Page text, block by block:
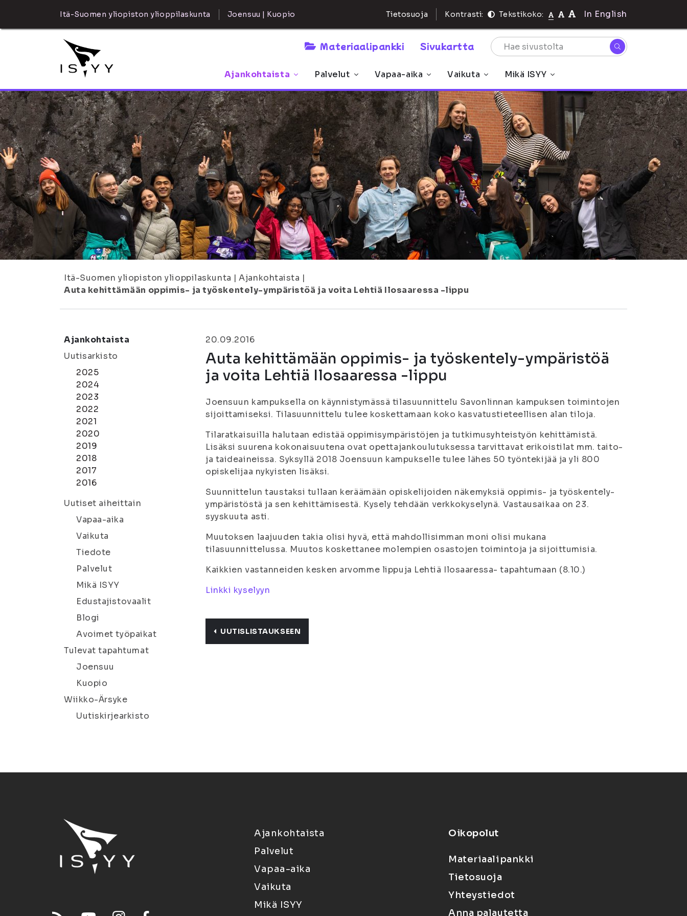
Itä-Suomen yliopiston ylioppilaskunta Joensuu | Kuopio Tietosuoja Kontrasti: Tekstikoko: In English
Materiaalipankki Sivukartta
Ajankohtaista Palvelut Vapaa-aika Vaikuta Mikä ISYY
Itä-Suomen yliopiston ylioppilaskunta | Ajankohtaista |
Auta kehittämään oppimis- ja työskentely-ympäristöä ja voita Lehtiä Ilosaaressa -lippu
Ajankohtaista
Uutisarkisto
2025
2024
2023
2022
2021
2020
2019
2018
2017
2016
Uutiset aiheittain
Vapaa-aika
Vaikuta
Tiedote
Palvelut
Mikä ISYY
Edustajistovaalit
Blogi
Avoimet työpaikat
Tulevat tapahtumat
Joensuu
Kuopio
Wiikko-Ärsyke
Uutiskirjearkisto
20.09.2016
Auta kehittämään oppimis- ja työskentely-ympäristöä
ja voita Lehtiä Ilosaaressa -lippu
Joensuun kampuksella on käynnistymässä tilasuunnittelu Savonlinnan kampuksen toimintojen
sijoittamiseksi. Tilasuunnittelu tulee koskettamaan koko kasvatustieteellisen alan tiloja.
Tilaratkaisuilla halutaan edistää oppimisympäristöjen ja tutkimusyhteistyön kehittämistä.
Lisäksi suurena kokonaisuutena ovat opettajankoulutuksessa tarvittavat erikoistilat mm. taito-
ja taideaineissa. Syksyllä 2018 Joensuun kampukselle tulee lähes 50 työntekijää ja yli 800
opiskelijaa nykyisten lisäksi.
Suunnittelun taustaksi tullaan keräämään opiskelijoiden näkemyksiä oppimis- ja työskentely-
ympäristöstä ja sen kehittämisestä. Kysely tehdään verkkokyselynä. Vastausaikaa on 23.
syyskuuta asti.
Muutoksen laajuuden takia olisi hyvä, että mahdollisimman moni olisi mukana
tilasuunnittelussa. Muutos koskettanee molempien osastojen toimintoja ja sijoittumisia.
Kaikkien vastanneiden kesken arvomme lippuja Lehtiä Ilosaaressa- tapahtumaan (8.10.)
Linkki kyselyyn
UUTISLISTAUKSEEN
Ajankohtaista
Palvelut
Vapaa-aika
Vaikuta
Mikä ISYY
Oikopolut
Materiaalipankki
Tietosuoja
Yhteystiedot
Anna palautetta